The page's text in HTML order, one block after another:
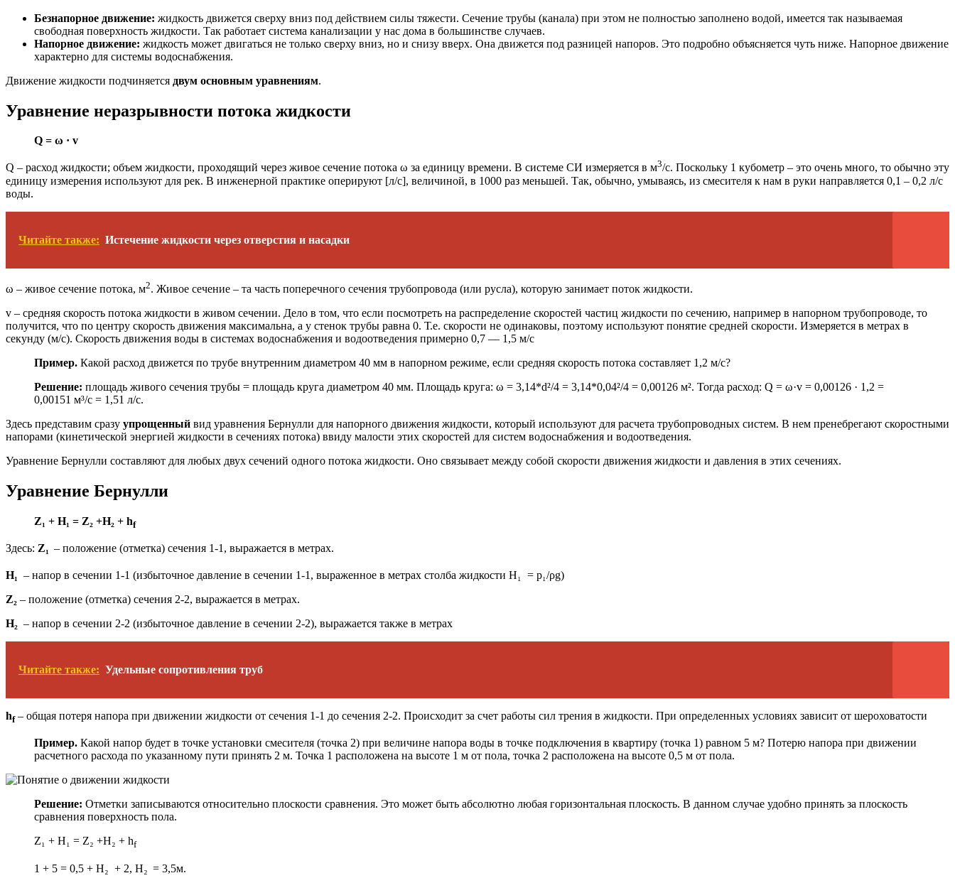
Безнапорное движение: жидкость движется сверху вниз под действием силы тяжести. Сечение трубы (канала) при этом не полностью заполнено водой, имеется так называемая
свободная поверхность жидкости. Так работает система канализации у нас дома в большинстве случаев.
Напорное движение: жидкость может двигаться не только сверху вниз, но и снизу вверх. Она движется под разницей напоров. Это подробно объясняется чуть ниже. Напорное движение
характерно для системы водоснабжения.
Движение жидкости подчиняется двум основным уравнениям.
Уравнение неразрывности потока жидкости
Q = ω · v
Q – расход жидкости; объем жидкости, проходящий через живое сечение потока ω за единицу времени. В системе СИ измеряется в м3/с. Поскольку 1 кубометр – это очень много, то обычно эту
единицу измерения используют для рек. В инженерной практике оперируют [л/с], величиной, в 1000 раз меньшей. Так, обычно, умываясь, из смесителя к нам в руки направляется 0,1 – 0,2 л/с
воды.
Читайте также: Истечение жидкости через отверстия и насадки
ω – живое сечение потока, м2. Живое сечение – та часть поперечного сечения трубопровода (или русла), которую занимает поток жидкости.
v – средняя скорость потока жидкости в живом сечении. Дело в том, что если посмотреть на распределение скоростей частиц жидкости по сечению, например в напорном трубопроводе, то
получится, что по центру скорость движения максимальна, а у стенок трубы равна 0. Т.е. скорости не одинаковы, поэтому используют понятие средней скорости. Измеряется в метрах в
секунду (м/c). Скорость движения воды в системах водоснабжения и водоотведения примерно 0,7 — 1,5 м/с
Пример. Какой расход движется по трубе внутренним диаметром 40 мм в напорном режиме, если средняя скорость потока составляет 1,2 м/c?
Решение: площадь живого сечения трубы = площадь круга диаметром 40 мм. Площадь круга: ω = 3,14*d²/4 = 3,14*0,04²/4 = 0,00126 м². Тогда расход: Q = ω·v = 0,00126 · 1,2 =
0,00151 м³/с = 1,51 л/с.
Здесь представим сразу упрощенный вид уравнения Бернулли для напорного движения жидкости, который используют для расчета трубопроводных систем. В нем пренебрегают скоростными
напорами (кинетической энергией жидкости в сечениях потока) ввиду малости этих скоростей для систем водоснабжения и водоотведения.
Уравнение Бернулли составляют для любых двух сечений одного потока жидкости. Оно связывает между собой скорости движения жидкости и давления в этих сечениях.
Уравнение Бернулли
Z₁ + H₁ = Z₂ +H₂ + hf
Здесь: Z₁ – положение (отметка) сечения 1-1, выражается в метрах.
H₁ – напор в сечении 1-1 (избыточное давление в сечении 1-1, выраженное в метрах столба жидкости H₁ = p₁/ρg)
Z₂ – положение (отметка) сечения 2-2, выражается в метрах.
H₂ – напор в сечении 2-2 (избыточное давление в сечении 2-2), выражается также в метрах
Читайте также: Удельные сопротивления труб
hf– общая потеря напора при движении жидкости от сечения 1-1 до сечения 2-2. Происходит за счет работы сил трения в жидкости. При определенных условиях зависит от шероховатости
Пример. Какой напор будет в точке установки смесителя (точка 2) при величине напора воды в точке подключения в квартиру (точка 1) равном 5 м? Потерю напора при движении
расчетного расхода по указанному пути принять 2 м. Точка 1 расположена на высоте 1 м от пола, точка 2 расположена на высоте 0,5 м от пола.
Решение: Отметки записываются относительно плоскости сравнения. Это может быть абсолютно любая горизонтальная плоскость. В данном случае удобно принять за плоскость
сравнения поверхность пола.
Z₁ + H₁ = Z₂ +H₂ + hf
1 + 5 = 0,5 + H₂ + 2, H₂ = 3,5м.